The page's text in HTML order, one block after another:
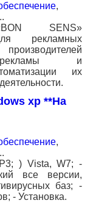
,
SENS»
рекламных
и
их
xp **На
,
) Vista, W7; -
все версии,
баз; -
- Установка.